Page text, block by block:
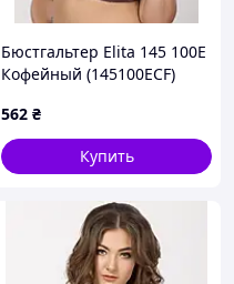
Бюстгальтер Elita 145 100E
Кофейный (145100ECF)
562 ₴
Купить